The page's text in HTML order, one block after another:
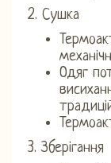
2. Сушка
Одяг
3. Зберігання